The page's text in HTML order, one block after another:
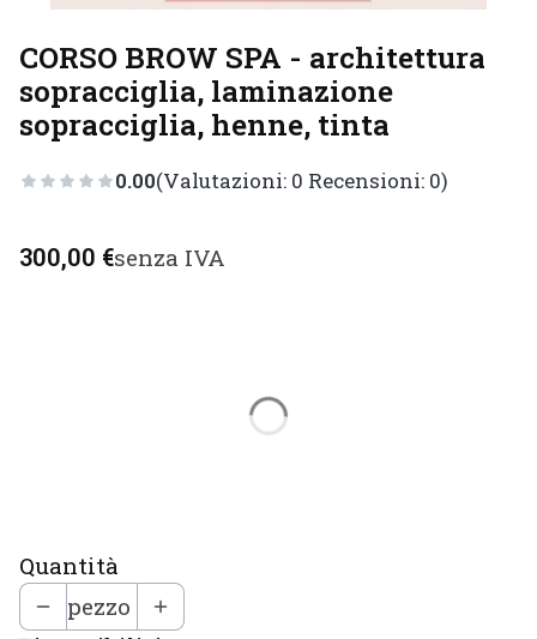
CORSO BROW SPA - architettura
sopracciglia, laminazione
sopracciglia, henne, tinta
0.00(Valutazioni: 0 Recensioni: 0)
Prezzo
300,00 €senza IVA
Quantità
pezzo